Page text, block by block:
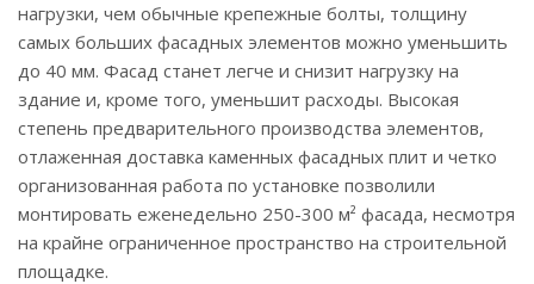
нагрузки, чем обычные крепежные болты, толщину
самых больших фасадных элементов можно уменьшить
до 40 мм. Фасад станет легче и снизит нагрузку на
здание и, кроме того, уменьшит расходы. Высокая
степень предварительного производства элементов,
отлаженная доставка каменных фасадных плит и четко
организованная работа по установке позволили
монтировать еженедельно 250-300 м² фасада, несмотря
на крайне ограниченное пространство на строительной
площадке.